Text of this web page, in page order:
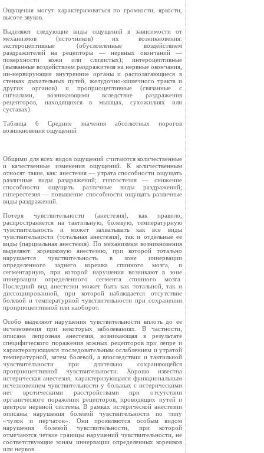
Ощущения могут характеризоваться по громкости, яркости,
высоте звуков.
Выделяют следующие виды ощущений в зависимости от
механизмов (источников) их возникновения:
экстероцептивные (обусловленные воздействием
раздражителей на рецепторы — нервных окончаний —
поверхности кожи или слизистых); интероцептивные
(вызванные воздействием раздражителя на нервные окончания,
ин-нервирующие внутренние органы и располагающиеся в
стенках дыхательных путей, желудочно-кишечного тракта и
других органов) и проприоцептивные (связанные с
сигналами, возникающими вследствие раздражения
рецепторов, находящихся в мышцах, сухожилиях или
суставах).
Таблица 6 Средние значения абсолютных порогов
возникновения ощущений
Общими для всех видов ощущений считаются количественные
и качественные изменения ощущений. К количественным
относят такие, как: анестезия — утрата способности ощущать
различные виды раздражений; гипоэстезия — снижение
способности ощущать различные виды раздражений;
гиперестезия — повышение способности ощущать различные
виды раздражений.
Потеря чувствительности (анестезия), как правило,
распространяется на тактильную, болевую, температурную
чувствительность и может захватывать как все виды
чувствительности (тотальная анестезия), так и отдельные ее
виды (парциальная анестезия). По механизмам возникновения
выделяют: корешковую анестезию, при которой тотально
нарушается чувствительность в зоне иннервации
определенного заднего корешка спинного мозга, и
сегментарную, при которой нарушения возникают в зоне
иннервации определенного сегмента спинного мозга.
Последний вид анестезии может быть как тотальной, так и
диссоциированной, при которой наблюдается отсутствие
болевой и температурной чувствительности при сохранении
проприоцептивной или наоборот.
Особо выделяют нарушения чувствительности вплоть до ее
исчезновения при некоторых заболеваниях. В частности,
описана лепрозная анестезия, возникающая в результате
специфического поражения кожных рецепторов при лепре и
характеризующаяся последовательным ослаблением и утратой
температурной, затем болевой, а впоследствии и тактильной
чувствительности при длительно сохраняющейся
проприоцептивной чувствительности. Хорошо известна
истерическая анестезия, характеризующаяся функциональным
исчезновением чувствительности у больных с истерическими
нет вротическими расстройствами при отсутствии
органического поражения рецепторов, проводящих путей и
центров нервной системы. В рамках истерической анестезии
описаны нарушения болевой чувствительности по типу
«чулок и перчаток». Они проявляются особым видом
нарушения болевой чувствительности, при которой
отмечаются четкие границы нарушений чувствительности, не
соответствующие зонам иннервации определенных корешков
или нервов.